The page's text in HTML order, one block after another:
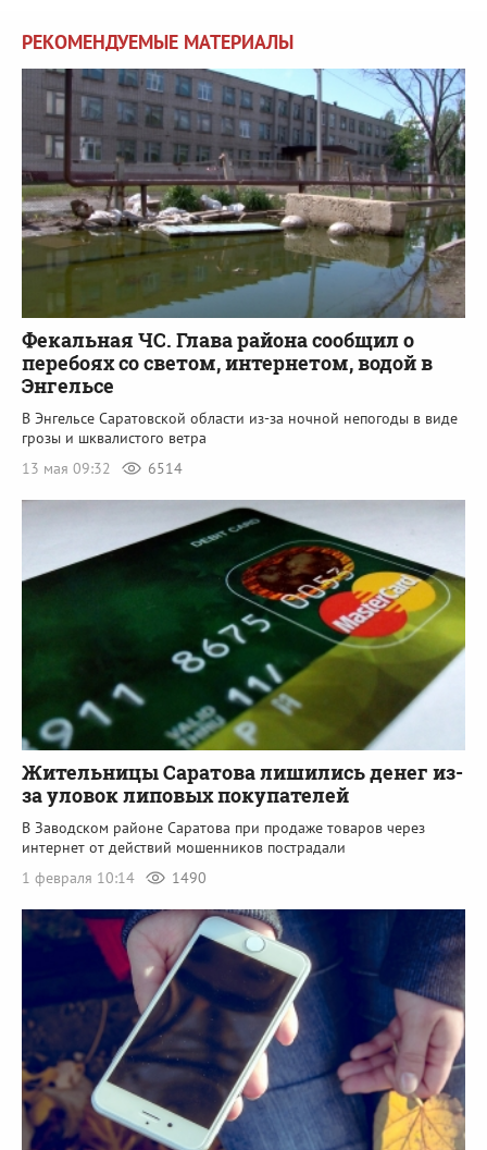
РЕКОМЕНДУЕМЫЕ МАТЕРИАЛЫ
Фекальная ЧС. Глава района сообщил о
перебоях со светом, интернетом, водой в
Энгельсе
В Энгельсе Саратовской области из-за ночной непогоды в виде
грозы и шквалистого ветра
13 мая 09:32
6514
Жительницы Саратова лишились денег из-
за уловок липовых покупателей
В Заводском районе Саратова при продаже товаров через
интернет от действий мошенников пострадали
1 февраля 10:14
1490